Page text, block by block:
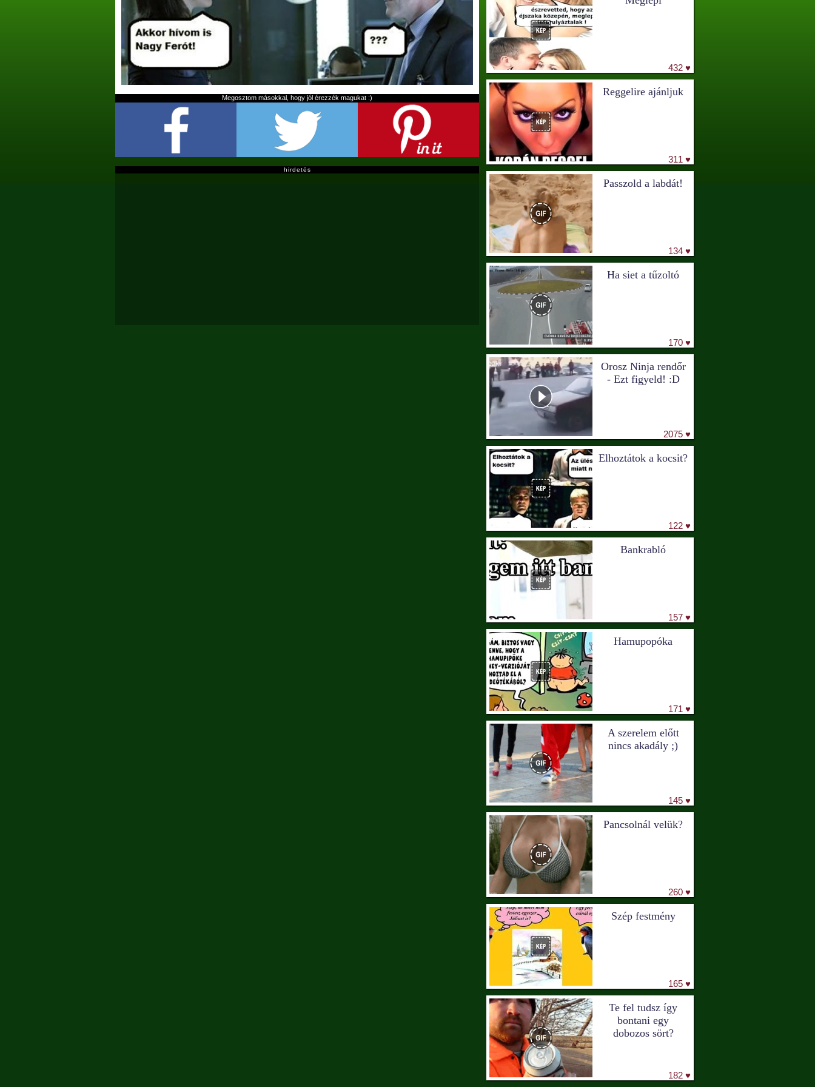
Megosztom másokkal, hogy jól érezzék magukat :)
hirdetés
432 ♥
Reggelire ajánljuk
311 ♥
Passzold a labdát!
134 ♥
Ha siet a tűzoltó
170 ♥
Orosz Ninja rendőr
- Ezt figyeld! :D
2075 ♥
Elhoztátok a kocsit?
122 ♥
Bankrabló
157 ♥
Hamupopóka
171 ♥
A szerelem előtt
nincs akadály ;)
145 ♥
Pancsolnál velük?
260 ♥
Szép festmény
165 ♥
Te fel tudsz így
bontani egy
dobozos sört?
182 ♥